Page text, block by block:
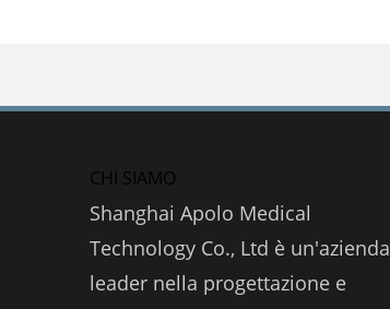
CHI SIAMO
Shanghai Apolo Medical
Technology Co., Ltd è un'azienda
leader nella progettazione e